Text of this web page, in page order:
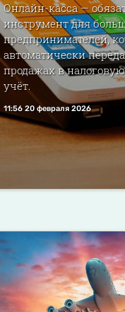
Онлайн-касса —
инструмент для
предпринимателей,
автоматически
продажах в
учёт.
11:56 20 февраля 2026